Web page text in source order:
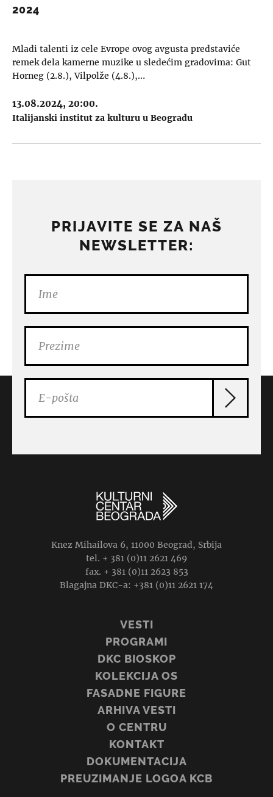
2024
Mladi talenti iz cele Evrope ovog avgusta predstaviće
remek dela kamerne muzike u sledećim gradovima: Gut
Horneg (2.8.), Vilpolže (4.8.),…
13.08.2024, 20:00.
Italijanski institut za kulturu u Beogradu
PRIJAVITE SE ZA NAŠ
NEWSLETTER:
Knez Mihailova 6, 11000 Beograd, Srbija
tel. + 381 (0)11 2621 469
fax. + 381 (0)11 2623 853
Blagajna DKC-a: +381 (0)11 2621 174
VESTI
PROGRAMI
DKC BIOSKOP
KOLEKCIJA OS
FASADNE FIGURE
ARHIVA VESTI
O CENTRU
KONTAKT
DOKUMENTACIJA
PREUZIMANJE LOGOA KCB